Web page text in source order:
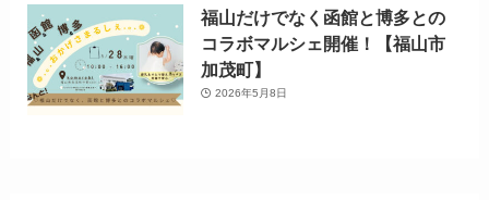
福山だけでなく函館と博多との
コラボマルシェ開催！【福山市
加茂町】
2026年5月8日